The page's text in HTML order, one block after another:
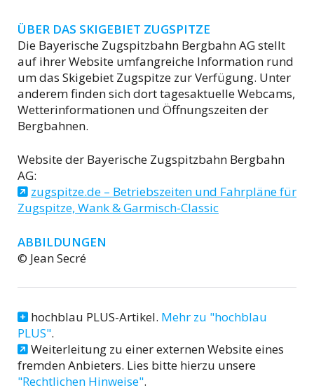
ÜBER DAS SKIGEBIET ZUGSPITZE
Die Bayerische Zugspitzbahn Bergbahn AG stellt
auf ihrer Website umfangreiche Information rund
um das Skigebiet Zugspitze zur Verfügung. Unter
anderem finden sich dort tagesaktuelle Webcams,
Wetterinformationen und Öffnungszeiten der
Bergbahnen.
Website der Bayerische Zugspitzbahn Bergbahn
AG:
zugspitze.de – Betriebszeiten und Fahrpläne für
Zugspitze, Wank & Garmisch-Classic
ABBILDUNGEN
© Jean Secré
hochblau PLUS-Artikel. Mehr zu "hochblau
PLUS".
Weiterleitung zu einer externen Website eines
fremden Anbieters. Lies bitte hierzu unsere
"Rechtlichen Hinweise".